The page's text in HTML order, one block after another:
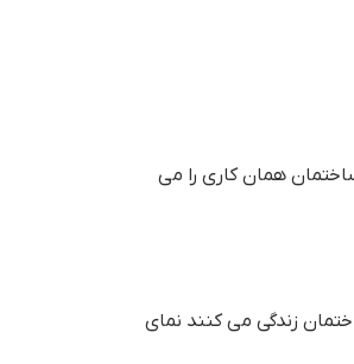
همان کاری را می
زندگی می کنند نماي